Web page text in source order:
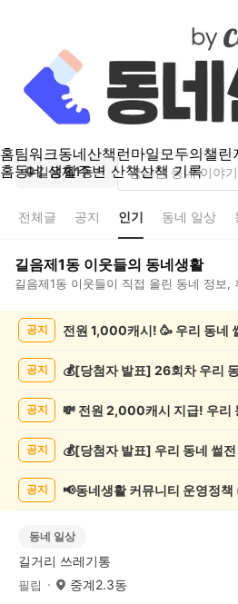
홈팀워크동네산책런마일모두의챌린
홈동네 생활주변 산책산책 기록
길음제1동
전체글 공지 인기 동네 일상
길음제1동 이웃들의 동네생활
길음제1동 이웃들이 직접 올린 동네 정보,
목
공지 전원 1,000캐시! 🥳 우리 동네
공지
공지
공지
공지 📢동네생활 커뮤니티 운영정
동네 일상
길거리 쓰레기통
필립 중계2.3동